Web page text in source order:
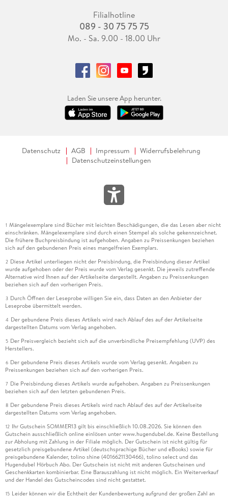
Filialhotline
089 - 30 75 75 75
Mo. - Sa. 9.00 - 18.00 Uhr
Laden Sie unsere App herunter.
Datenschutz AGB Impressum
Widerrufsbelehrung
Datenschutzeinstellungen
1 Mängelexemplare sind Bücher mit leichten Beschädigungen, die das Lesen aber nicht
einschränken. Mängelexemplare sind durch einen Stempel als solche gekennzeichnet.
Die frühere Buchpreisbindung ist aufgehoben. Angaben zu Preissenkungen beziehen
sich auf den gebundenen Preis eines mangelfreien Exemplars.
2 Diese Artikel unterliegen nicht der Preisbindung, die Preisbindung dieser Artikel
wurde aufgehoben oder der Preis wurde vom Verlag gesenkt. Die jeweils zutreffende
Alternative wird Ihnen auf der Artikelseite dargestellt. Angaben zu Preissenkungen
beziehen sich auf den vorherigen Preis.
3 Durch Öffnen der Leseprobe willigen Sie ein, dass Daten an den Anbieter der
Leseprobe übermittelt werden.
4 Der gebundene Preis dieses Artikels wird nach Ablauf des auf der Artikelseite
dargestellten Datums vom Verlag angehoben.
5 Der Preisvergleich bezieht sich auf die unverbindliche Preisempfehlung (UVP) des
Herstellers.
6 Der gebundene Preis dieses Artikels wurde vom Verlag gesenkt. Angaben zu
Preissenkungen beziehen sich auf den vorherigen Preis.
7 Die Preisbindung dieses Artikels wurde aufgehoben. Angaben zu Preissenkungen
beziehen sich auf den letzten gebundenen Preis.
8 Der gebundene Preis dieses Artikels wird nach Ablauf des auf der Artikelseite
dargestellten Datums vom Verlag angehoben.
12 Ihr Gutschein SOMMER13 gilt bis einschließlich 10.08.2026. Sie können den
Gutschein ausschließlich online einlösen unter www.hugendubel.de. Keine Bestellung
zur Abholung mit Zahlung in der Filiale möglich. Der Gutschein ist nicht gültig für
gesetzlich preisgebundene Artikel (deutschsprachige Bücher und eBooks) sowie für
preisgebundene Kalender, tolino shine (4016621130466), tolino select und das
Hugendubel Hörbuch Abo. Der Gutschein ist nicht mit anderen Gutscheinen und
Geschenkkarten kombinierbar. Eine Barauszahlung ist nicht möglich. Ein Weiterverkauf
und der Handel des Gutscheincodes sind nicht gestattet.
15 Leider können wir die Echtheit der Kundenbewertung aufgrund der großen Zahl an